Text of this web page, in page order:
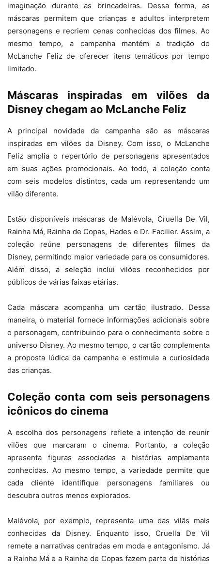
imaginação durante as brincadeiras. Dessa forma, as
máscaras permitem que crianças e adultos interpretem
personagens e recriem cenas conhecidas dos filmes. Ao
mesmo tempo, a campanha mantém a tradição do
McLanche Feliz de oferecer itens temáticos por tempo
limitado.
Máscaras inspiradas em vilões da
Disney chegam ao McLanche Feliz
A principal novidade da campanha são as máscaras
inspiradas em vilões da Disney. Com isso, o McLanche
Feliz amplia o repertório de personagens apresentados
em suas ações promocionais. Ao todo, a coleção conta
com seis modelos distintos, cada um representando um
vilão diferente.
Estão disponíveis máscaras de Malévola, Cruella De Vil,
Rainha Má, Rainha de Copas, Hades e Dr. Facilier. Assim, a
coleção reúne personagens de diferentes filmes da
Disney, permitindo maior variedade para os consumidores.
Além disso, a seleção inclui vilões reconhecidos por
públicos de várias faixas etárias.
Cada máscara acompanha um cartão ilustrado. Dessa
maneira, o material fornece informações adicionais sobre
o personagem, contribuindo para o conhecimento sobre o
universo Disney. Ao mesmo tempo, o cartão complementa
a proposta lúdica da campanha e estimula a curiosidade
das crianças.
Coleção conta com seis personagens
icônicos do cinema
A escolha dos personagens reflete a intenção de reunir
vilões que marcaram o cinema. Portanto, a coleção
apresenta figuras associadas a histórias amplamente
conhecidas. Ao mesmo tempo, a variedade permite que
cada cliente identifique personagens familiares ou
descubra outros menos explorados.
Malévola, por exemplo, representa uma das vilãs mais
conhecidas da Disney. Enquanto isso, Cruella De Vil
remete a narrativas centradas em moda e antagonismo. Já
a Rainha Má e a Rainha de Copas fazem parte de histórias